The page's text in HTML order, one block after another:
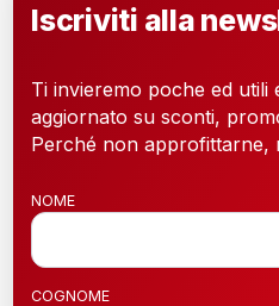
Iscriviti alla
Ti invieremo poche ed utili
aggiornato su sconti,
Perché non approfittarne,
NOME
COGNOME